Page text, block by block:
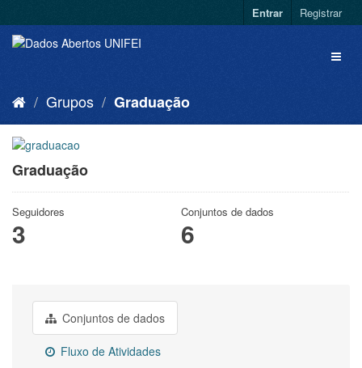
Entrar Registrar
Grupos Graduação
Graduação
Seguidores
3
Conjuntos de dados
6
Conjuntos de dados
Fluxo de Atividades